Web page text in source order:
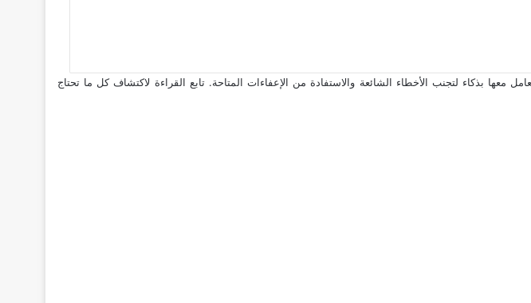
بذكاء لتجنب الأخطاء الشائعة والاستفادة من الإعفاءات المتاحة. تابع القراءة لاكتشاف كل ما تحتاج